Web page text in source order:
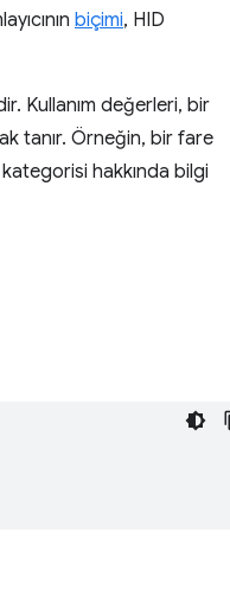
biçimi, HID
Kullanım değerleri, bir
tanır. Örneğin, bir fare
hakkında bilgi